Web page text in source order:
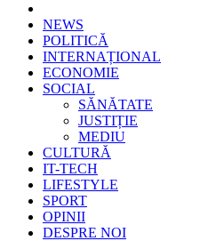
Epoca
Cele mai noi știri online din România
NEWS
POLITICĂ
INTERNAȚIONAL
ECONOMIE
SOCIAL
SĂNĂTATE
JUSTIȚIE
MEDIU
CULTURĂ
IT-TECH
LIFESTYLE
SPORT
OPINII
DESPRE NOI